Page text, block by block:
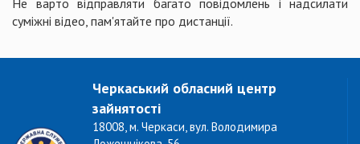
Не варто відправляти багато повідомлень і надсилати
суміжні відео, пам'ятайте про дистанції.
Черкаський обласний центр
зайнятості
18008, м. Черкаси, вул. Володимира